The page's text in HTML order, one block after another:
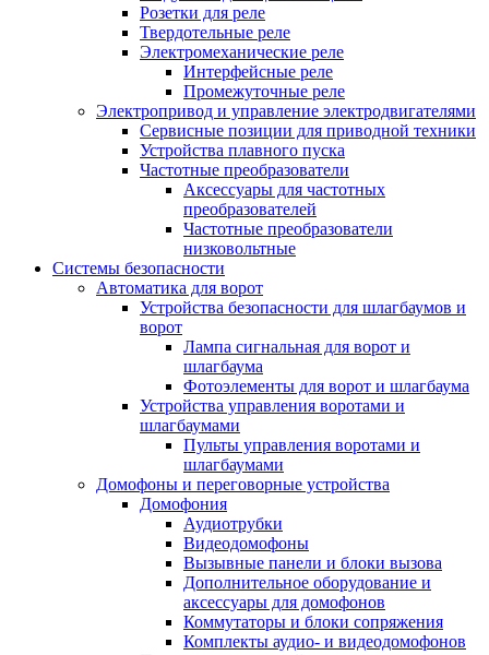
Розетки для реле
Твердотельные реле
Электромеханические реле
Интерфейсные реле
Промежуточные реле
Электропривод и управление электродвигателями
Сервисные позиции для приводной техники
Устройства плавного пуска
Частотные преобразователи
Аксессуары для частотных
преобразователей
Частотные преобразователи
низковольтные
Системы безопасности
Автоматика для ворот
Устройства безопасности для шлагбаумов и
ворот
Лампа сигнальная для ворот и
шлагбаума
Фотоэлементы для ворот и шлагбаума
Устройства управления воротами и
шлагбаумами
Пульты управления воротами и
шлагбаумами
Домофоны и переговорные устройства
Домофония
Аудиотрубки
Видеодомофоны
Вызывные панели и блоки вызова
Дополнительное оборудование и
аксессуары для домофонов
Коммутаторы и блоки сопряжения
Комплекты аудио- и видеодомофонов